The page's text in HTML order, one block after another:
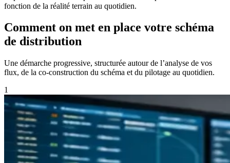
fonction de la réalité terrain au quotidien.
Comment on met en place votre schéma
de distribution
Une démarche progressive, structurée autour de l’analyse de vos
flux, de la co-construction du schéma et du pilotage au quotidien.
1